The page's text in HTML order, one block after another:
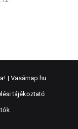
| Vasárnap.hu
tájékoztató